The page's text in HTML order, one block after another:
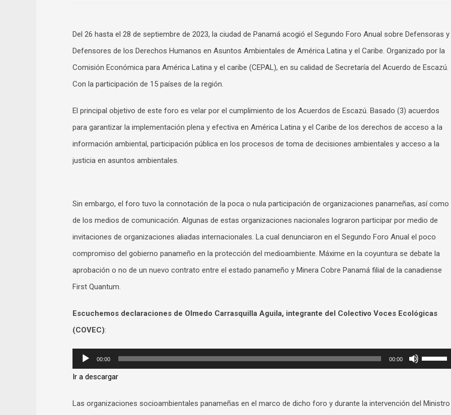
Del 26 hasta el 28 de septiembre de 2023, la ciudad de Panamá acogió el Segundo Foro Anual sobre Defensoras y
Defensores de los Derechos Humanos en Asuntos Ambientales de América Latina y el Caribe. Organizado por la
Comisión Económica para América Latina y el caribe (CEPAL), en su calidad de Secretaría del Acuerdo de Escazú.
Con la participación de 15 países de la región.
El principal objetivo de este foro es velar por el cumplimiento de los Acuerdos de Escazú. Basado (3) acuerdos
para garantizar la implementación plena y efectiva en América Latina y el Caribe de los derechos de acceso a la
información ambiental, participación pública en los procesos de toma de decisiones ambientales y acceso a la
justicia en asuntos ambientales.
Sin embargo, el foro tuvo la connotación de la poca o nula participación de organizaciones panameñas, así como
de los medios de comunicación. Algunas de estas organizaciones nacionales lograron participar por medio de
invitaciones de organizaciones aliadas internacionales. La cual denunciaron en el Segundo Foro Anual el poco
compromiso del gobierno panameño en la protección del medioambiente. Máxime en la coyuntura se debate la
aprobación o no de un nuevo contrato entre el estado panameño y Minera Cobre Panamá filial de la canadiense
First Quantum.
Escuchemos declaraciones de Olmedo Carrasquilla Aguila, integrante del Colectivo Voces Ecológicas
(COVEC):
Audio
Player
00:00 00:00
Use
keys
Ir a descargar
Las organizaciones socioambientales panameñas en el marco de dicho foro y durante la intervención del Ministro